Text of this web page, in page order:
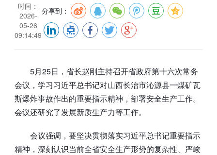
时间：
2026-
05-26
09:14:49
分享到：
5月25日，省长赵刚主持召开省政府第十六次常务
会议，学习习近平总书记对山西长治市沁源县一煤矿瓦
斯爆炸事故作出的重要指示精神，部署安全生产工作。
会议还研究了发展新质生产力等工作。
会议强调，要坚决贯彻落实习近平总书记重要指示
精神，深刻认识当前全省安全生产形势的复杂性、严峻